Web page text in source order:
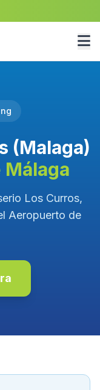
(Malaga)
Los Curros,
Aeropuerto de